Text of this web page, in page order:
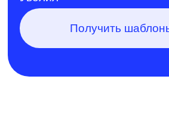
Почему мы